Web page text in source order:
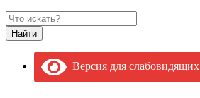
Версия для слабовидящих